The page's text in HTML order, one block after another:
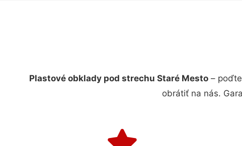
Plastové obklady pod strechu Staré Mesto– poďte
obrátiť na nás.